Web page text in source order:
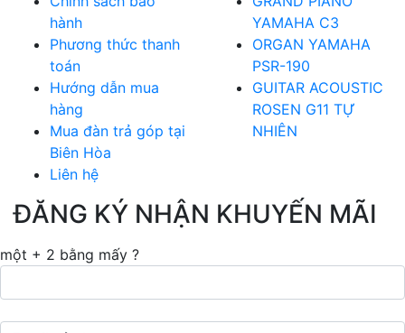
hành
Phương thức thanh
toán
Hướng dẫn mua
hàng
Mua đàn trả góp tại
Biên Hòa
Liên hệ
YAMAHA C3
ORGAN YAMAHA
PSR-190
GUITAR ACOUSTIC
ROSEN G11 TỰ
NHIÊN
ĐĂNG KÝ NHẬN KHUYẾN MÃI
một + 2 bằng mấy ?